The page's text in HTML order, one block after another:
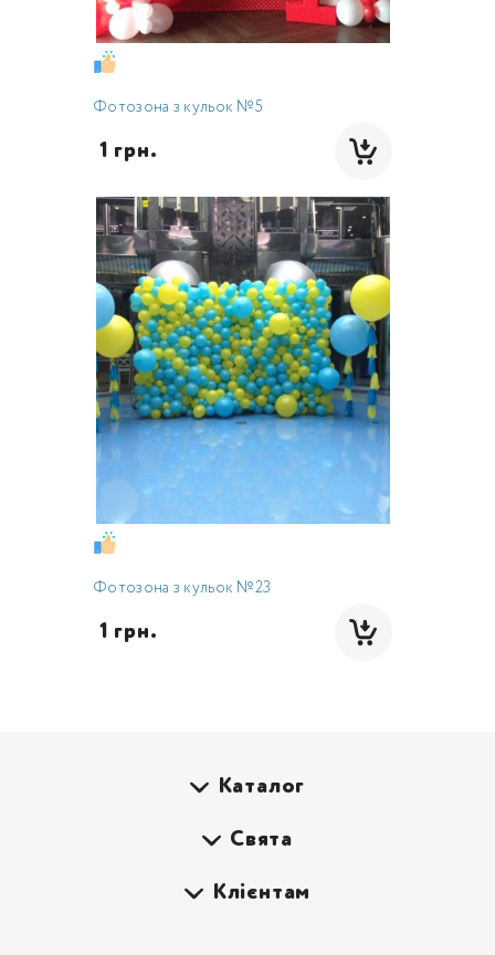
Фотозона з кульок №5
1 грн.
Фотозона з кульок №23
1 грн.
Каталог
Свята
Клієнтам